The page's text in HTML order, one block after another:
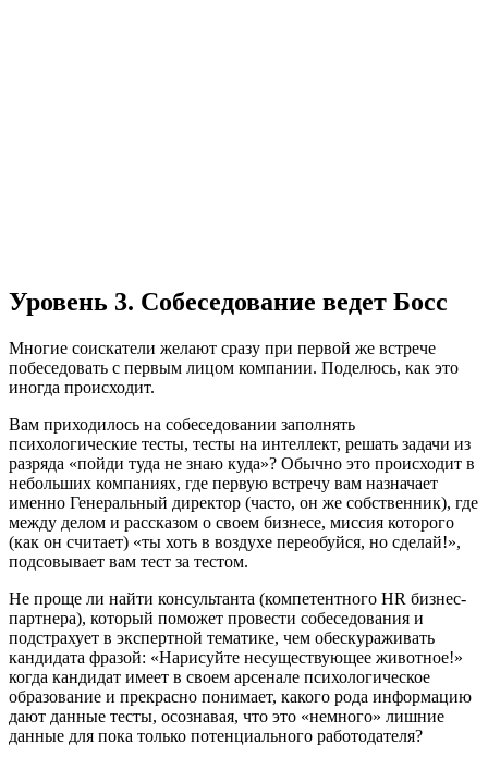
Уровень 3. Собеседование ведет Босс
Многие соискатели желают сразу при первой же встрече
побеседовать с первым лицом компании. Поделюсь, как это
иногда происходит.
Вам приходилось на собеседовании заполнять
психологические тесты, тесты на интеллект, решать задачи из
разряда «пойди туда не знаю куда»? Обычно это происходит в
небольших компаниях, где первую встречу вам назначает
именно Генеральный директор (часто, он же собственник), где
между делом и рассказом о своем бизнесе, миссия которого
(как он считает) «ты хоть в воздухе переобуйся, но сделай!»,
подсовывает вам тест за тестом.
Не проще ли найти консультанта (компетентного HR бизнес-
партнера), который поможет провести собеседования и
подстрахует в экспертной тематике, чем обескураживать
кандидата фразой: «Нарисуйте несуществующее животное!»
когда кандидат имеет в своем арсенале психологическое
образование и прекрасно понимает, какого рода информацию
дают данные тесты, осознавая, что это «немного» лишние
данные для пока только потенциального работодателя?